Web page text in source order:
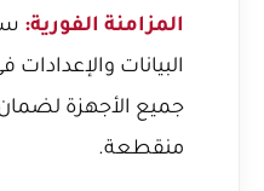
المزامنة الفورية:
البيانات
جميع الأجهزة
منقطعة.